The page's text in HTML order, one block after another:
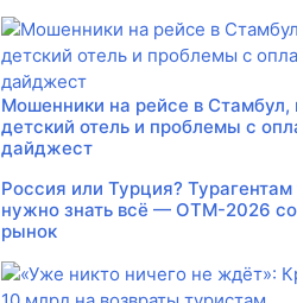
Мошенники на рейсе в Стамбул,
детский отель и проблемы с
дайджест
Россия или Турция? Турагентам
нужно знать всё — ОТМ-2026
рынок